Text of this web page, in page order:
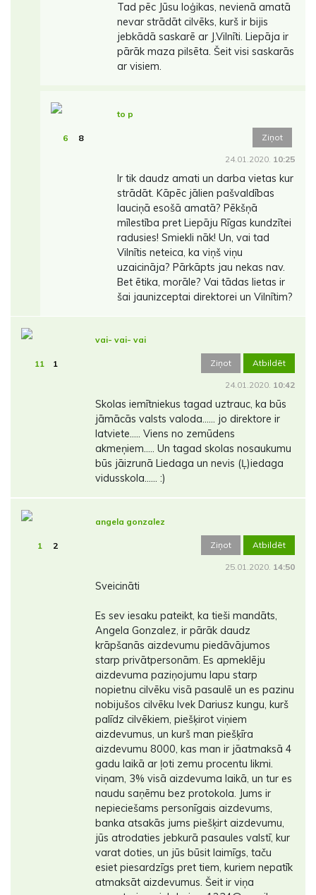
Tad pēc Jūsu loģikas, nevienā amatā
nevar strādāt cilvēks, kurš ir bijis
jebkādā saskarē ar J.Vilnīti. Liepāja ir
pārāk maza pilsēta. Šeit visi saskarās
ar visiem.
6 8
to p
Ziņot
24.01.2020. 10:25
Ir tik daudz amati un darba vietas kur
strādāt. Kāpēc jālien pašvaldības
lauciņā esošā amatā? Pēkšņā
mīlestība pret Liepāju Rīgas kundzītei
radusies! Smiekli nāk! Un, vai tad
Vilnītis neteica, ka viņš viņu
uzaicināja? Pārkāpts jau nekas nav.
Bet ētika, morāle? Vai tādas lietas ir
šai jaunizceptai direktorei un Vilnītim?
11 1
vai- vai- vai
Ziņot Atbildēt
24.01.2020. 10:42
Skolas iemītniekus tagad uztrauc, ka būs
jāmācās valsts valoda...... jo direktore ir
latviete..... Viens no zemūdens
akmeņiem..... Un tagad skolas nosaukumu
būs jāizrunā Liedaga un nevis (Ļ)iedaga
vidusskola...... :)
1 2
angela gonzalez
Ziņot Atbildēt
25.01.2020. 14:50
Sveicināti
Es sev iesaku pateikt, ka tieši mandāts,
Angela Gonzalez, ir pārāk daudz
krāpšanās aizdevumu piedāvājumos
starp privātpersonām. Es apmeklēju
aizdevuma paziņojumu lapu starp
nopietnu cilvēku visā pasaulē un es pazinu
nobijušos cilvēku Ivek Dariusz kungu, kurš
palīdz cilvēkiem, piešķirot viņiem
aizdevumus, un kurš man piešķīra
aizdevumu 8000, kas man ir jāatmaksā 4
gadu laikā ar ļoti zemu procentu likmi.
viņam, 3% visā aizdevuma laikā, un tur es
naudu saņēmu bez protokola. Jums ir
nepieciešams personīgais aizdevums,
banka atsakās jums piešķirt aizdevumu,
jūs atrodaties jebkurā pasaules valstī, kur
varat doties, un jūs būsit laimīgs, taču
esiet piesardzīgs pret tiem, kuriem nepatīk
atmaksāt aizdevumus. Šeit ir viņa